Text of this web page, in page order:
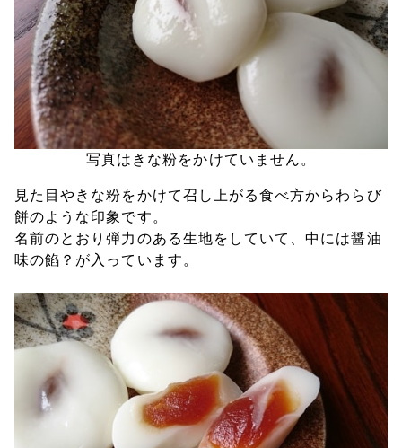
写真はきな粉をかけていません。
見た目やきな粉をかけて召し上がる食べ方からわらび
餅のような印象です。
名前のとおり弾力のある生地をしていて、中には醤油
味の餡？が入っています。